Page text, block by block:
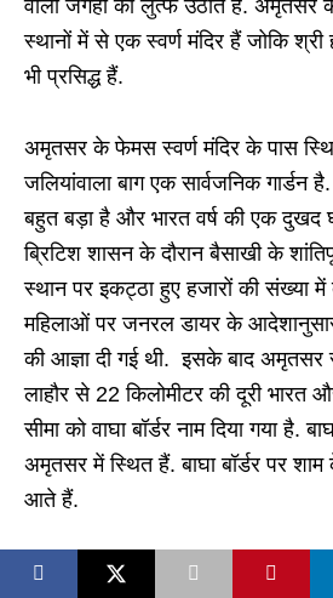
वाली जगहों का लुत्फ उठाते हैं. अमृतसर
स्थानों में से एक स्वर्ण मंदिर हैं जोकि श्री
भी प्रसिद्ध हैं.
अमृतसर के फेमस स्वर्ण मंदिर के पास
जलियांवाला बाग एक सार्वजनिक गार्डन
बहुत बड़ा है और भारत वर्ष की एक दुखद
ब्रिटिश शासन के दौरान बैसाखी के
स्थान पर इकट्ठा हुए हजारों की संख्या में
महिलाओं पर जनरल डायर के
की आज्ञा दी गई थी. इसके बाद
लाहौर से 22 किलोमीटर की दूरी भारत
सीमा को वाघा बॉर्डर नाम दिया गया है.
अमृतसर में स्थित हैं. बाघा बॉर्डर पर
आते हैं.
Major Tourist Attractions :